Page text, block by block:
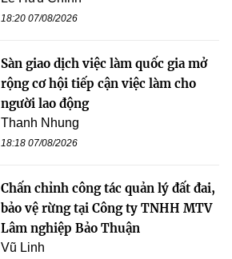
18:20 07/08/2026
Sàn giao dịch việc làm quốc gia mở
rộng cơ hội tiếp cận việc làm cho
người lao động
Thanh Nhung
18:18 07/08/2026
Chấn chỉnh công tác quản lý đất đai,
bảo vệ rừng tại Công ty TNHH MTV
Lâm nghiệp Bảo Thuận
Vũ Linh